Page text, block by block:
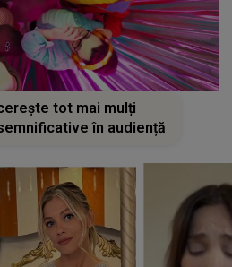
tot mai mulți
în audiență